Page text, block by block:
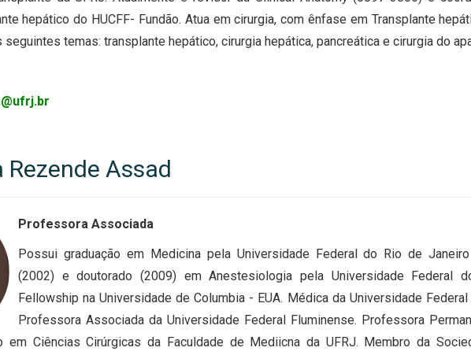
hepático do HUCFF- Fundão. Atua em cirurgia, com ênfase em Transplante
temas: transplante hepático, cirurgia hepática, pancreática e cirurgia do
Rezende Assad
Professora Associada
Possui graduação em Medicina pela Universidade Federal do Rio de
(2002) e doutorado (2009) em Anestesiologia pela Universidade Federal
Fellowship na Universidade de Columbia - EUA. Médica da Universidade
Professora Associada da Universidade Federal Fluminense. Professora
em Ciências Cirúrgicas da Faculdade de Mediicna da UFRJ. Membro da